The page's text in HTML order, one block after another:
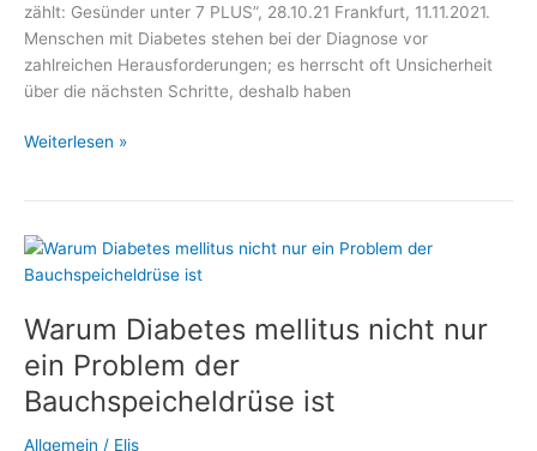
zählt: Gesünder unter 7 PLUS”, 28.10.21 Frankfurt, 11.11.2021.
Menschen mit Diabetes stehen bei der Diagnose vor
zahlreichen Herausforderungen; es herrscht oft Unsicherheit
über die nächsten Schritte, deshalb haben
Vor
Medizin
und
Fachmediziner
und
Wellness
Weiterlesen »
Warum Diabetes mellitus nicht nur
ein Problem der
Bauchspeicheldrüse ist
Allgemein / Elis